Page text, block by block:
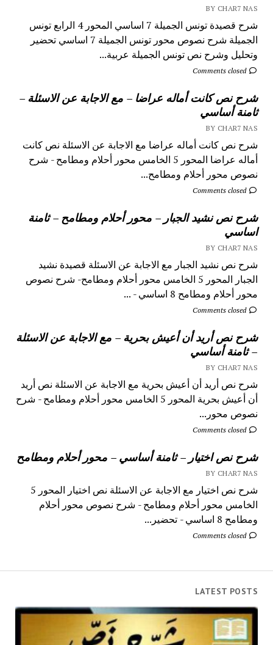
BY CHAR7 NAS
شرح قصيدة تونس الجميلة 7 اساسي المحور 4 الرابع تونس
الجميلة شرح نصوص محور تونس الجميلة 7 اساسي تحضير
وتحليل وشرح نص تونس الجميلة عربية...
Comments closed
شرح نص كانت أماله عراضا – مع الاجابة عن الاسئلة –
ثامنة أساسي
BY CHAR7 NAS
شرح نص كانت أماله عراضا مع الاجابة عن الاسئلة نص كانت
أماله عراضا المحور 5 الخامس محور أحلام ومطامح - شرح
نصوص محور أحلام ومطامح...
Comments closed
شرح نص نشيد الجبار – محور أحلام ومطامح – ثامنة
اساسي
BY CHAR7 NAS
شرح نص نشيد الجبار مع الاجابة عن الاسئلة قصيدة نشيد
الجبار المحور 5 الخامس محور أحلام ومطامح- شرح نصوص
محور أحلام ومطامح 8 اساسي - ...
Comments closed
شرح نص أريد أن أعيش بحرية – مع الاجابة عن الاسئلة
– ثامنة أساسي
BY CHAR7 NAS
شرح نص أريد أن أعيش بحرية مع الاجابة عن الاسئلة نص أريد
أن أعيش بحرية المحور 5 الخامس محور أحلام ومطامح - شرح
نصوص محور...
Comments closed
شرح نص اختيار – ثامنة أساسي – محور أحلام ومطامح
BY CHAR7 NAS
شرح نص اختيار مع الاجابة عن الاسئلة نص اختيار المحور 5
الخامس محور أحلام ومطامح - شرح نصوص محور أحلام
ومطامح 8 اساسي - تحضير...
Comments closed
LATEST POSTS